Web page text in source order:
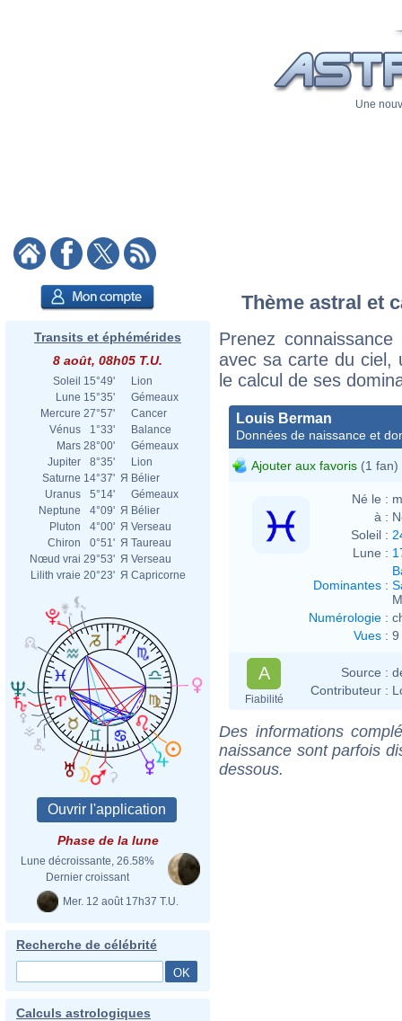
Une
Transits et éphémérides
8 août, 08h05 T.U.
Soleil 15°49'
Lion
Lune 15°35'
Gémeaux
Mercure 27°57'
Cancer
Vénus
1°33'
Balance
Mars 28°00'
Gémeaux
Jupiter
8°35'
Lion
Saturne 14°37' Я Bélier
Uranus
5°14'
Gémeaux
Neptune
4°09' Я Bélier
Pluton
4°00' Я Verseau
Chiron
0°51' Я Taureau
Nœud vrai 29°53' Я Verseau
Lilith vraie 20°23' Я Capricorne
Phase de la lune
Lune décroissante, 26.58%
Dernier croissant
Mer. 12 août 17h37 T.U.
Recherche de célébrité
Calculs astrologiques
Thème astral et
Prenez
avec sa carte du ciel,
le calcul de ses
Louis Berman
Données de naissance et
Ajouter aux favoris (1 fan)
Né le :
à :
Soleil :
Lune :
Dominantes :
Numérologie :
Vues : 9
A
Fiabilité
Source :
Contributeur :
Des informations
naissance sont parfois
dessous.